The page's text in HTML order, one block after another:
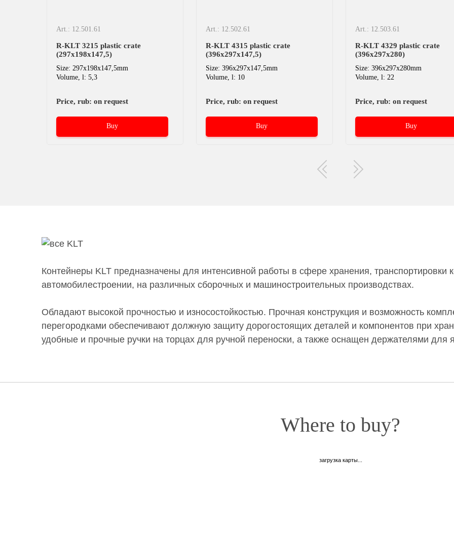
Art.: 12.501.61
R-KLT 3215 plastic crate
(297х198х147,5)
Size: 297x198x147,5mm
Volume, l: 5,3
Price, rub: on request
Buy
Art.: 12.502.61
R-KLT 4315 plastic crate
(396х297х147,5)
Size: 396x297x147,5mm
Volume, l: 10
Price, rub: on request
Buy
Art.: 12.503.61
R-KLT 4329 plastic crate
(396х297х280)
Size: 396x297x280mm
Volume, l: 22
Price, rub: on request
Buy
Контейнеры KLT предназначены для интенсивной работы в сфере хранения, транспортировки
автомобилестроении, на различных сборочных и машиностроительных производствах.
Обладают высокой прочностью и износостойкостью. Прочная конструкция и возможность
перегородками обеспечивают должную защиту дорогостоящих деталей и компонентов при
удобные и прочные ручки на торцах для ручной переноски, а также оснащен держателями для
Where to buy?
загрузка карты...